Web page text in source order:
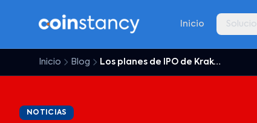
Inicio
Inicio Blog Los planes de IPO de Kraken avanzan después de la inversión de Deutsche Börse
NOTICIAS